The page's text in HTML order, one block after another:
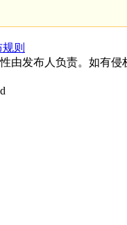
则
由发布人负责。如有